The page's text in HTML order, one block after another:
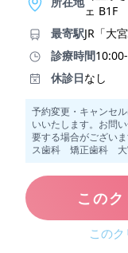
ェ B1F
最寄駅JR「大
診療時間
休診日なし
予約変更・キャンセ
いいたします。お問
要する場合がござい
ス歯科 矯正歯科 大
この
この